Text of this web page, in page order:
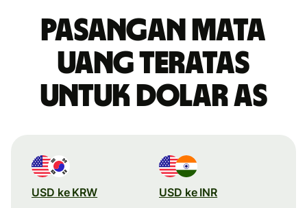
Pasangan mata
uang teratas
untuk dolar AS
USD ke KRW USD ke INR